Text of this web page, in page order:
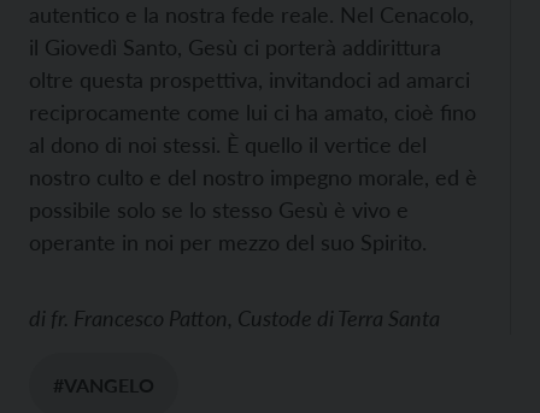
autentico e la nostra fede reale. Nel Cenacolo,
il Giovedì Santo, Gesù ci porterà addirittura
oltre questa prospettiva, invitandoci ad amarci
reciprocamente come lui ci ha amato, cioè fino
al dono di noi stessi. È quello il vertice del
nostro culto e del nostro impegno morale, ed è
possibile solo se lo stesso Gesù è vivo e
operante in noi per mezzo del suo Spirito.
di fr. Francesco Patton, Custode di Terra Santa
#VANGELO